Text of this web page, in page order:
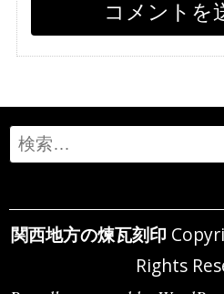
Search
for:
関西地方の煉瓦刻印
Rights